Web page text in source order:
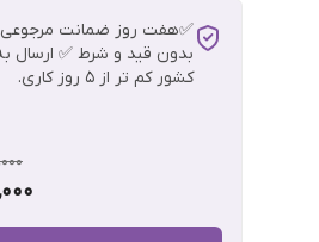
✅هفت روز ضمانت
بدون قید و شرط ✅ ارسال
کشور کم تر از 5 روز کاری.